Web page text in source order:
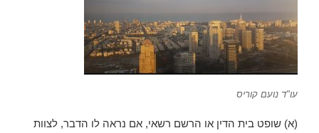
עו"ד נועם קוריס
(א) שופט בית הדין או הרשם רשאי, אם נראה לו הדבר, לצוות